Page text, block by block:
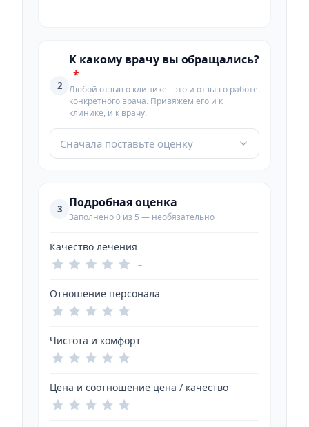
2
К какому врачу вы обращались?
*
Любой отзыв о клинике - это и отзыв о работе
конкретного врача. Привяжем его и к
клинике, и к врачу.
Сначала поставьте оценку
3 Подробная оценка
Заполнено 0 из 5 — необязательно
Качество лечения
–
Отношение персонала
–
Чистота и комфорт
–
Цена и соотношение цена / качество
–